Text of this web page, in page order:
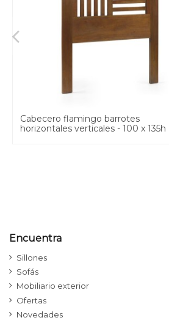
Cabecero flamingo barrotes
horizontales verticales - 100 x 135h
Encuentra
Sillones
Sofás
Mobiliario exterior
Ofertas
Novedades